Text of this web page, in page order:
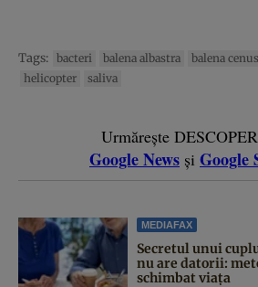
Tags: bacteri balena albastra balena
helicopter
saliva
Urmărește
Google News și Google
MEDIAFAX
Secretul unui
nu are datorii:
schimbat viața